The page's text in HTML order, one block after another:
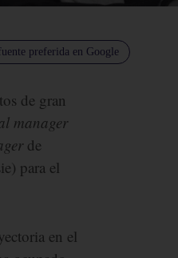
preferida en Google
de gran
manager
de
para el
en el